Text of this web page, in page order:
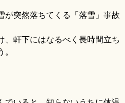
が突然落ちてくる「落雪」事故
、軒下にはなるべく長時間立ち